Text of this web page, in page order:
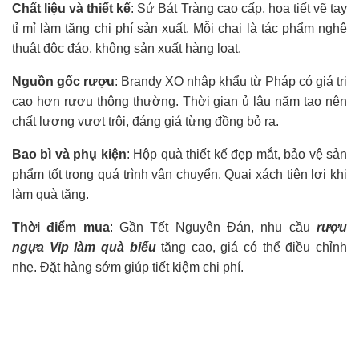
Chất liệu và thiết kế: Sứ Bát Tràng cao cấp, họa tiết vẽ tay
tỉ mỉ làm tăng chi phí sản xuất. Mỗi chai là tác phẩm nghệ
thuật độc đáo, không sản xuất hàng loạt.
Nguồn gốc rượu: Brandy XO nhập khẩu từ Pháp có giá trị
cao hơn rượu thông thường. Thời gian ủ lâu năm tạo nên
chất lượng vượt trội, đáng giá từng đồng bỏ ra.
Bao bì và phụ kiện: Hộp quà thiết kế đẹp mắt, bảo vệ sản
phẩm tốt trong quá trình vận chuyển. Quai xách tiện lợi khi
làm quà tặng.
Thời điểm mua: Gần Tết Nguyên Đán, nhu cầurượu
ngựa Vip làm quà biếutăng cao, giá có thể điều chỉnh
nhẹ. Đặt hàng sớm giúp tiết kiệm chi phí.